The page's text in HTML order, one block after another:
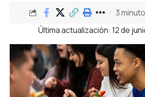
Última actualización: 12 de
3